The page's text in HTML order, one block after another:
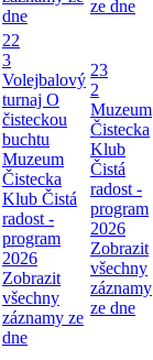
dne
ze dne
22
3
Volejbalový
turnaj O
čisteckou
buchtu
Muzeum
Čistecka
Klub Čistá
radost -
program
2026
Zobrazit
všechny
záznamy ze
dne
23
2
Muzeum
Čistecka
Klub
Čistá
radost -
program
2026
Zobrazit
všechny
záznamy
ze dne